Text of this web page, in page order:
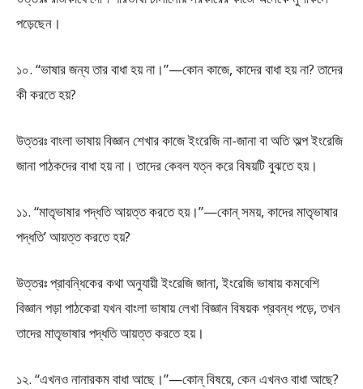
পড়েছেন।
১০. “ভাষার জন্য তার বাধা হয় না।”—কোন কাজে, কাদের বাধা হয় না? তাদের
কী করতে হয়?
উত্তরঃ বাংলা ভাষায় বিজ্ঞান শেখার কাজে ইংরেজি না-জানা বা অতি অল্প ইংরেজি
জানা পাঠকদের বাধা হয় না। তাদের কেবল যত্ন করে বিষয়টি বুঝতে হয়।
১১. “মাতৃভাষার পদ্ধতি আয়ত্ত করতে হয়।”—কোন্ সময়, কাদের মাতৃভাষার
পদ্ধতি’ আয়ত্ত করতে হয়?
উত্তরঃ প্রাবন্ধিকের কথা অনুযায়ী ইংরেজি জানা, ইংরেজি ভাষায় কমবেশি
বিজ্ঞান পড়া পাঠকেরা যখন বাংলা ভাষায় লেখা বিজ্ঞান বিষয়ক প্রবন্ধ পড়ে, তখন
তাদের মাতৃভাষার পদ্ধতি আয়ত্ত করতে হয়।
১২. “এখনও নানারকম বাধা আছে।”—কোন্ বিষয়ে, কেন এখনও বাধা আছে?